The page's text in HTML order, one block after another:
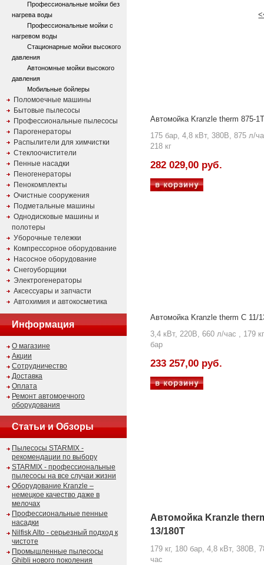
Профессиональные мойки без
нагрева воды
Профессиональные мойки с
нагревом воды
Стационарные мойки высокого
давления
Автономные мойки высокого
давления
Мобильные бойлеры
Поломоечные машины
Бытовые пылесосы
Профессиональные пылесосы
Парогенераторы
Распылители для химчистки
Стеклоочистители
Пенные насадки
Пеногенераторы
Пенокомплекты
Очистные сооружения
Подметальные машины
Однодисковые машины и
полотеры
Уборочные тележки
Компрессорное оборудование
Насосное оборудование
Снегоуборщики
Электрогенераторы
Аксессуары и запчасти
Автохимия и автокосметика
Информация
О магазине
Акции
Сотрудничество
Доставка
Оплата
Ремонт автомоечного
оборудования
Статьи и Обзоры
Пылесосы STARMIX -
рекомендации по выбору
STARMIX - профессиональные
пылесосы на все случаи жизни
Оборудование Kranzle –
немецкое качество даже в
мелочах
Профессиональные пенные
насадки
Nilfisk Alto - серьезный подход к
чистоте
Промышленные пылесосы
Ghibli нового поколения
Автомойка Kranzle therm 875-1T
175 бар, 4,8 кВт, 380В, 875 л/
218 кг
282 029,00 руб.
Автомойка Kranzle therm C 11/
3,4 кВт, 220В, 660 л/час , 179
бар
233 257,00 руб.
Автомойка Kranzle
13/180T
179 кг, 180 бар, 4,8 кВт, 380В,
час